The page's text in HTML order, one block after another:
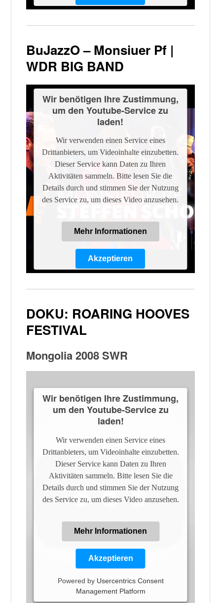
Management Platform
BuJazzO – Monsiuer Pf |
WDR BIG BAND
Wir benötigen Ihre Zustimmung,
um den Youtube-Service zu
laden!
Wir verwenden einen Service eines
Drittanbieters, um Videoinhalte einzubetten.
Dieser Service kann Daten zu Ihren
Aktivitäten sammeln. Bitte lesen Sie die
Details durch und stimmen Sie der Nutzung
des Service zu, um dieses Video anzusehen.
Mehr Informationen
Akzeptieren
Management Platform
DOKU: ROARING HOOVES
FESTIVAL
Mongolia 2008 SWR
Wir benötigen Ihre Zustimmung,
um den Youtube-Service zu
laden!
Wir verwenden einen Service eines
Drittanbieters, um Videoinhalte einzubetten.
Dieser Service kann Daten zu Ihren
Aktivitäten sammeln. Bitte lesen Sie die
Details durch und stimmen Sie der Nutzung
des Service zu, um dieses Video anzusehen.
Mehr Informationen
Akzeptieren
Powered by Usercentrics Consent
Management Platform